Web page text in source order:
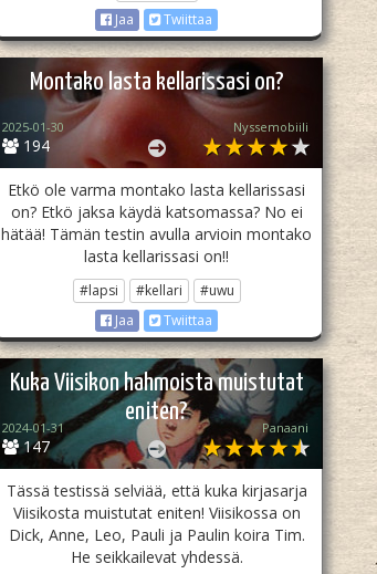
Jaa
Twiittaa
Montako lasta kellarissasi on?
194
2025-01-30 Nyssemobiili
Etkö ole varma montako lasta kellarissasi
on? Etkö jaksa käydä katsomassa? No ei
hätää! Tämän testin avulla arvioin montako
lasta kellarissasi on!!
#lapsi #kellari
#uwu
Jaa
Twiittaa
Kuka Viisikon hahmoista muistutat
eniten?
147
2024-01-31 Panaani
Tässä testissä selviää, että kuka kirjasarja
Viisikosta muistutat eniten! Viisikossa on
Dick, Anne, Leo, Pauli ja Paulin koira Tim.
He seikkailevat yhdessä.